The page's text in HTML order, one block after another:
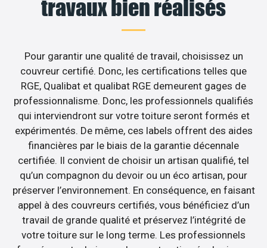
travaux bien réalisés
Pour garantir une qualité de travail, choisissez un
couvreur certifié. Donc, les certifications telles que
RGE, Qualibat et qualibat RGE demeurent gages de
professionnalisme. Donc, les professionnels qualifiés
qui interviendront sur votre toiture seront formés et
expérimentés. De même, ces labels offrent des aides
financières par le biais de la garantie décennale
certifiée. Il convient de choisir un artisan qualifié, tel
qu’un compagnon du devoir ou un éco artisan, pour
préserver l’environnement. En conséquence, en faisant
appel à des couvreurs certifiés, vous bénéficiez d’un
travail de grande qualité et préservez l’intégrité de
votre toiture sur le long terme. Les professionnels